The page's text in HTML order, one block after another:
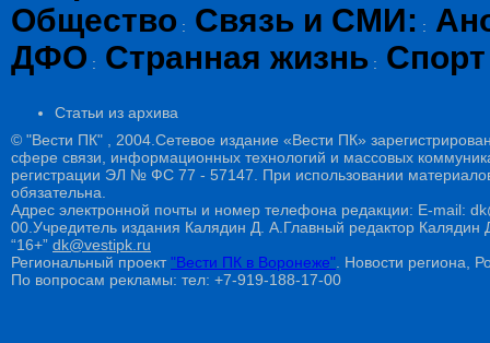
Общество : Связь и СМИ: :
ДФО : Странная жизнь : Спорт
Статьи из архива
© "Вести ПК" , 2004.Сетевое издание «Вести ПК»
сфере связи, информационных технологий и массовых
регистрации ЭЛ № ФС 77 - 57147. При использовании
обязательна.
Адрес электронной почты и номер телефона редакции: E-mail:
00.Учредитель издания Калядин Д. А.Главный редактор
“16+” dk@vestipk.ru
Региональный проект"Вести ПК в Воронеже" . Новости региона,
По вопросам рекламы: тел: +7-919-188-17-00